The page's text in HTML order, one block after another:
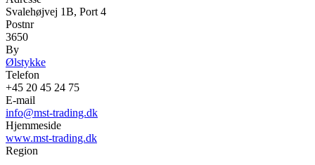
Svalehøjvej 1B, Port 4
Postnr
3650
By
Ølstykke
Telefon
+45 20 45 24 75
E-mail
info@mst-trading.dk
Hjemmeside
www.mst-trading.dk
Region